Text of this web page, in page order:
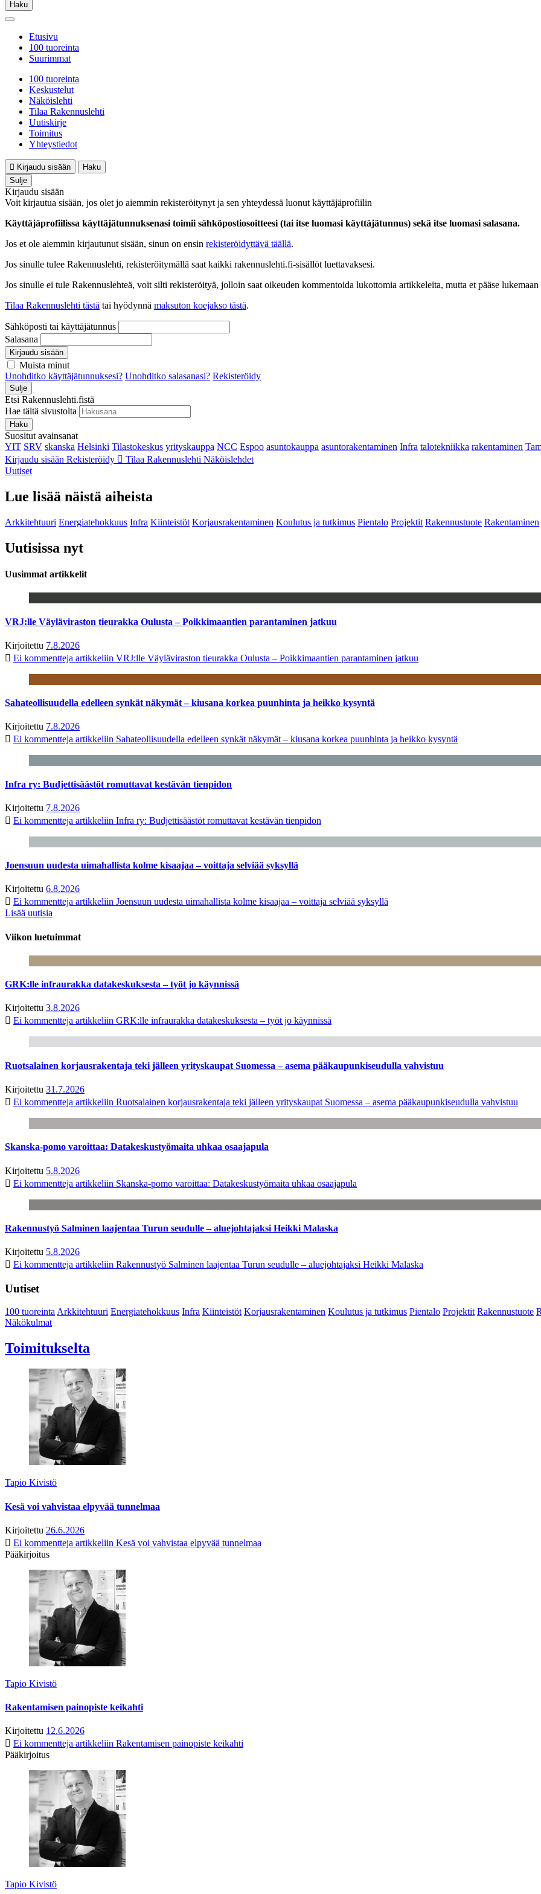
Haku
Etusivu
100 tuoreinta
Suurimmat
100 tuoreinta
Keskustelut
Näköislehti
Tilaa Rakennuslehti
Uutiskirje
Toimitus
Yhteystiedot
Kirjaudu sisään
Haku
Sulje
Kirjaudu sisään
Voit kirjautua sisään, jos olet jo aiemmin rekisteröitynyt ja sen yhteydessä luonut käyttäjäprofiilin
Käyttäjäprofiilissa käyttäjätunnuksenasi toimii sähköpostiosoitteesi (tai itse luomasi käyttäjätunnus) sekä itse luomasi salasana.
Jos et ole aiemmin kirjautunut sisään, sinun on ensin rekisteröidyttävä täällä.
Jos sinulle tulee Rakennuslehti, rekisteröitymällä saat kaikki rakennuslehti.fi-sisällöt luettavaksesi.
Jos sinulle ei tule Rakennuslehteä, voit silti rekisteröityä, jolloin saat oikeuden kommentoida lukottomia artikkeleita, mutta et pääse
Tilaa Rakennuslehti tästä tai hyödynnä maksuton koejakso tästä.
Sähköposti tai käyttäjätunnus
Salasana
Kirjaudu sisään
Muista minut
Unohditko käyttäjätunnuksesi? Unohditko salasanasi? Rekisteröidy
Sulje
Etsi Rakennuslehti.fistä
Hae tältä sivustolta
Haku
Suositut avainsanat
YIT SRV skanska Helsinki Tilastokeskus yrityskauppa NCC Espoo asuntokauppa asuntorakentaminen Infra talotekniikka rakentaminen
Kirjaudu sisään Rekisteröidy Tilaa Rakennuslehti Näköislehdet
Uutiset
Lue lisää näistä aiheista
Arkkitehtuuri Energiatehokkuus Infra Kiinteistöt Korjausrakentaminen Koulutus ja tutkimus Pientalo Projektit Rakennustuote Rakentaminen
Uutisissa nyt
Uusimmat artikkelit
VRJ:lle Väyläviraston tieurakka Oulusta – Poikkimaantien parantaminen jatkuu
Kirjoitettu 7.8.2026
Ei kommentteja artikkeliin VRJ:lle Väyläviraston tieurakka Oulusta – Poikkimaantien parantaminen jatkuu
Sahateollisuudella edelleen synkät näkymät – kiusana korkea puunhinta ja heikko kysyntä
Kirjoitettu 7.8.2026
Ei kommentteja artikkeliin Sahateollisuudella edelleen synkät näkymät – kiusana korkea puunhinta ja heikko kysyntä
Infra ry: Budjettisäästöt romuttavat kestävän tienpidon
Kirjoitettu 7.8.2026
Ei kommentteja artikkeliin Infra ry: Budjettisäästöt romuttavat kestävän tienpidon
Joensuun uudesta uimahallista kolme kisaajaa – voittaja selviää syksyllä
Kirjoitettu 6.8.2026
Ei kommentteja artikkeliin Joensuun uudesta uimahallista kolme kisaajaa – voittaja selviää syksyllä
Lisää uutisia
Viikon luetuimmat
GRK:lle infraurakka datakeskuksesta – työt jo käynnissä
Kirjoitettu 3.8.2026
Ei kommentteja artikkeliin GRK:lle infraurakka datakeskuksesta – työt jo käynnissä
Ruotsalainen korjausrakentaja teki jälleen yrityskaupat Suomessa – asema pääkaupunkiseudulla vahvistuu
Kirjoitettu 31.7.2026
Ei kommentteja artikkeliin Ruotsalainen korjausrakentaja teki jälleen yrityskaupat Suomessa – asema pääkaupunkiseudulla vahvistuu
Skanska-pomo varoittaa: Datakeskustyömaita uhkaa osaajapula
Kirjoitettu 5.8.2026
Ei kommentteja artikkeliin Skanska-pomo varoittaa: Datakeskustyömaita uhkaa osaajapula
Rakennustyö Salminen laajentaa Turun seudulle – aluejohtajaksi Heikki Malaska
Kirjoitettu 5.8.2026
Ei kommentteja artikkeliin Rakennustyö Salminen laajentaa Turun seudulle – aluejohtajaksi Heikki Malaska
Uutiset
100 tuoreintaArkkitehtuuri Energiatehokkuus Infra Kiinteistöt Korjausrakentaminen Koulutus ja tutkimus Pientalo Projektit Rakennustuote
Näkökulmat
Toimitukselta
Tapio Kivistö
Kesä voi vahvistaa elpyvää tunnelmaa
Kirjoitettu 26.6.2026
Ei kommentteja artikkeliin Kesä voi vahvistaa elpyvää tunnelmaa
Pääkirjoitus
Tapio Kivistö
Rakentamisen painopiste keikahti
Kirjoitettu 12.6.2026
Ei kommentteja artikkeliin Rakentamisen painopiste keikahti
Pääkirjoitus
Tapio Kivistö